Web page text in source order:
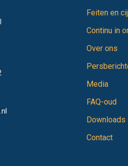
Feiten en
Continu in
Over ons
Media
FAQ-oud
Downloads
Contact